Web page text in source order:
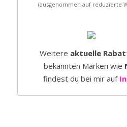
(ausgenommen auf reduzierte
Weitere aktuelle
bekannten Marken wie
findest du bei mir auf